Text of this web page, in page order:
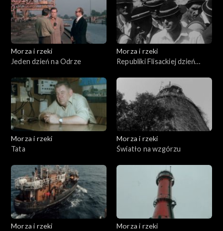
Morza i rzeki
Jeden dzień na Odrze
Morza i rzeki
Republiki Flisackiej dzień
Morza i rzeki
Tata
Morza i rzeki
Światło na wzgórzu
Morza i rzeki
Morza i rzeki